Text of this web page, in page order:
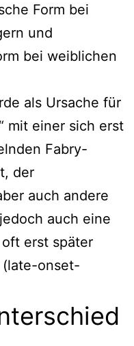
Form bei
und
bei weiblichen
als Ursache für
mit einer sich erst
Fabry-
der
auch andere
auch eine
erst später
(late-onset-